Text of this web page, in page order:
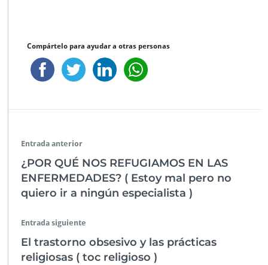
Compártelo para ayudar a otras personas
Entrada anterior
¿POR QUÉ NOS REFUGIAMOS EN LAS
ENFERMEDADES? ( Estoy mal pero no
quiero ir a ningún especialista )
Entrada siguiente
El trastorno obsesivo y las prácticas
religiosas ( toc religioso )